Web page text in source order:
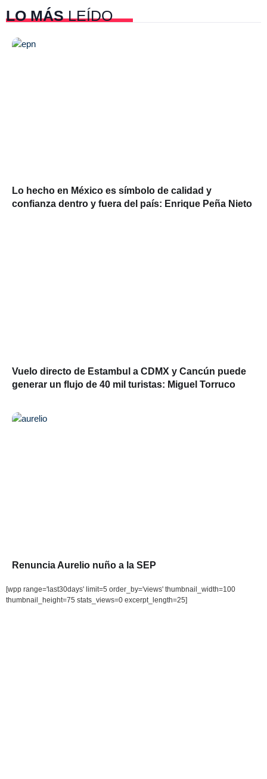
LO MÁSLEÍDO
Lo hecho en México es símbolo de calidad y
confianza dentro y fuera del país: Enrique Peña Nieto
Vuelo directo de Estambul a CDMX y Cancún puede
generar un flujo de 40 mil turistas: Miguel Torruco
Renuncia Aurelio nuño a la SEP
[wpp range='last30days' limit=5 order_by='views' thumbnail_width=100
thumbnail_height=75 stats_views=0 excerpt_length=25]